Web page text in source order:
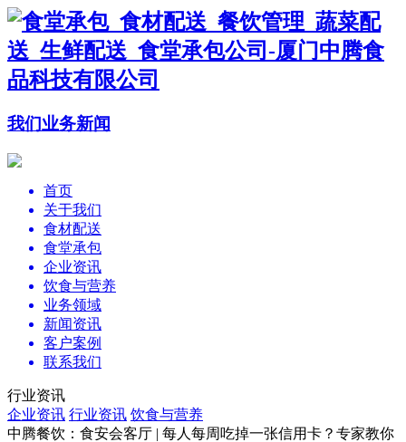
我们业务新闻
首页
关于我们
食材配送
食堂承包
企业资讯
饮食与营养
业务领域
新闻资讯
客户案例
联系我们
行业资讯
企业资讯 行业资讯 饮食与营养
中腾餐饮：食安会客厅 | 每人每周吃掉一张信用卡？专家教你